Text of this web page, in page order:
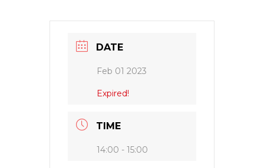
DATE
Feb 01 2023
Expired!
TIME
14:00 - 15:00